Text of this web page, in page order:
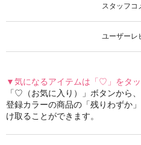
スタッフコ
ユーザーレ
▼気になるアイテムは「♡」をタッ
「♡（お気に入り）」ボタンから
登録カラーの商品の「残りわずか
け取ることができます。